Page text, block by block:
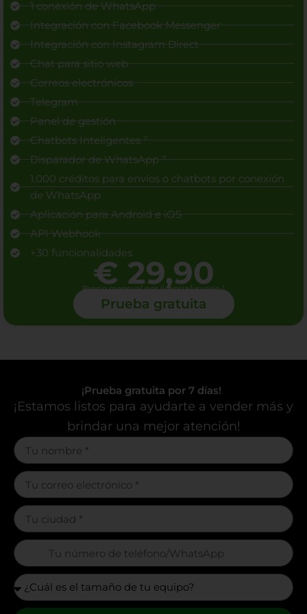
1 conexión de WhatsApp
Integración con Facebook Messenger
Integración con Instagram Direct
Chat para sitio web
Correos electrónicos
Telegram
Panel de gestión
Chatbots Inteligentes ²
Disparador de WhatsApp ³
1.000 créditos para envíos o chatbots por conexión
de WhatsApp
Aplicación para Android e iOS
API Webhook
+30 funcionalidades
€ 29,90
Precio mensual por licencia/usuario ¹
Prueba gratuita
¡Prueba gratuita por 7 días!
¡Estamos listos para ayudarte a vender más y
brindar una mejor atención!
m
a
t
c
f
r
m
[
n
m
a
t
c
f
r
m
m
a
t
c
f
m
a
t
m
a